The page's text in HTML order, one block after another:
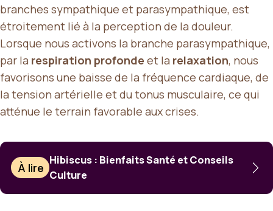
branches sympathique et parasympathique, est
étroitement lié à la perception de la douleur.
Lorsque nous activons la branche parasympathique,
par la respiration profonde et la relaxation, nous
favorisons une baisse de la fréquence cardiaque, de
la tension artérielle et du tonus musculaire, ce qui
atténue le terrain favorable aux crises.
À lire
Hibiscus : Bienfaits Santé et Conseils
Culture